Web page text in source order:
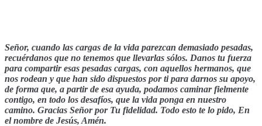
Señor, cuando las cargas de la vida parezcan demasiado pesadas,
recuérdanos que no tenemos que llevarlas sólos. Danos tu fuerza
para compartir esas pesadas cargas, con aquellos hermanos, que
nos rodean y que han sido dispuestos por ti para darnos su apoyo,
de forma que, a partir de esa ayuda, podamos caminar fielmente
contigo, en todo los desafíos, que la vida ponga en nuestro
camino. Gracias Señor por Tu fidelidad. Todo esto te lo pido, En
el nombre de Jesús, Amén.